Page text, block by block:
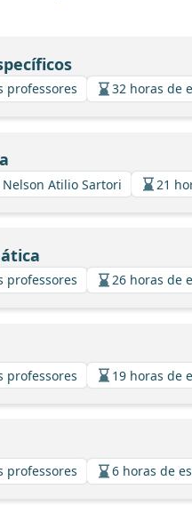
professores 32 horas de
Nelson Atilio Sartori 21
professores 26 horas de
professores 19 horas de
professores 6 horas de